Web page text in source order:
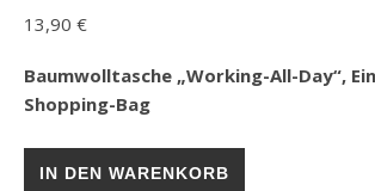
13,90 €
Baumwolltasche „Working-All-Day“,
Shopping-Bag
Baumwolltasche „Working-All-Day“,
IN DEN WARENKORB